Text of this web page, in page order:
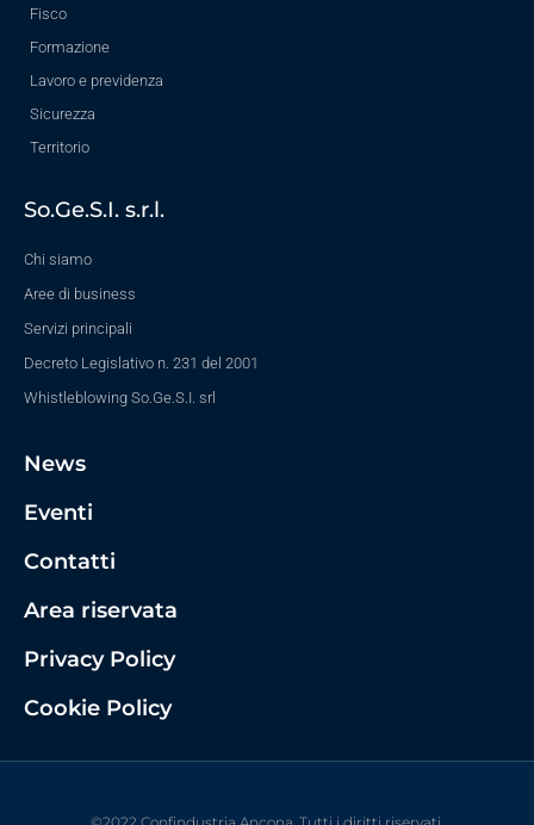
Fisco
Formazione
Lavoro e previdenza
Sicurezza
Territorio
So.Ge.S.I. s.r.l.
Chi siamo
Aree di business
Servizi principali
Decreto Legislativo n. 231 del 2001
Whistleblowing So.Ge.S.I. srl
News
Eventi
Contatti
Area riservata
Privacy Policy
Cookie Policy